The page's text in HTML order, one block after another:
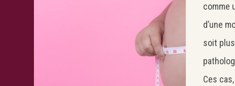
comme
d’une
soit
Ces